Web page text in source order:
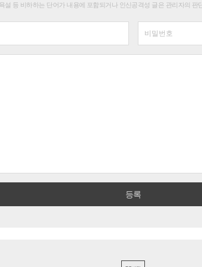
설 등 비하하는 단어가 내용에 포함되거나 인신공격성 글은 관리자의 판